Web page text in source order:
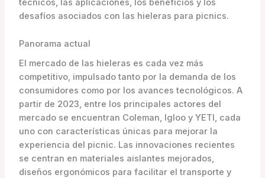
técnicos, las aplicaciones, los beneficios y los
desafíos asociados con las hieleras para picnics.
Panorama actual
El mercado de las hieleras es cada vez más
competitivo, impulsado tanto por la demanda de los
consumidores como por los avances tecnológicos. A
partir de 2023, entre los principales actores del
mercado se encuentran Coleman, Igloo y YETI, cada
uno con características únicas para mejorar la
experiencia del picnic. Las innovaciones recientes
se centran en materiales aislantes mejorados,
diseños ergonómicos para facilitar el transporte y